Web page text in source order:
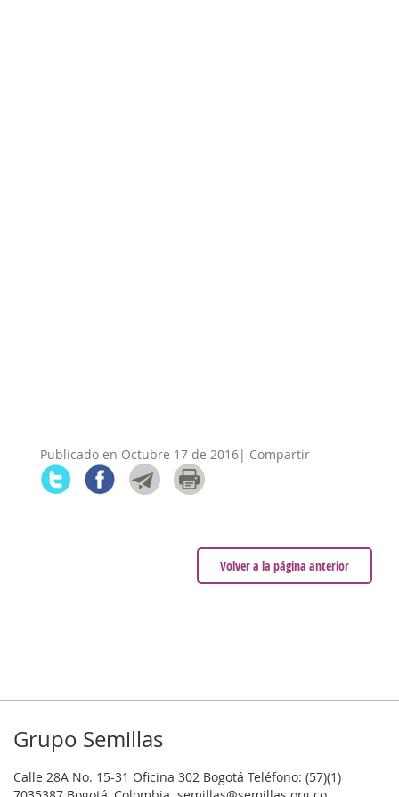
Publicado en Octubre 17 de 2016| Compartir
Volver a la página anterior
Grupo Semillas
Calle 28A No. 15-31 Oficina 302 Bogotá Teléfono: (57)(1)